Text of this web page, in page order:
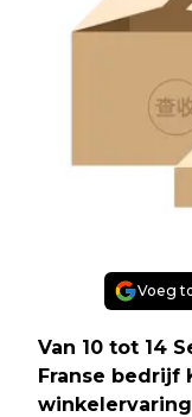
Voeg
Van 10 tot 14
Franse bedrijf